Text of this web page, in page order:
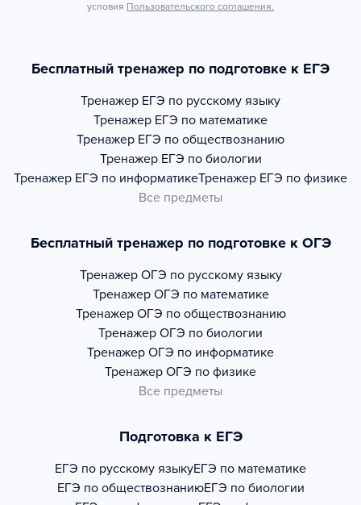
условия Пользовательского соглашения.
Бесплатный тренажер по подготовке к ЕГЭ
Тренажер ЕГЭ по русскому языку
Тренажер ЕГЭ по математике
Тренажер ЕГЭ по обществознанию
Тренажер ЕГЭ по биологии
Тренажер ЕГЭ по информатикеТренажер ЕГЭ по физике
Все предметы
Бесплатный тренажер по подготовке к ОГЭ
Тренажер ОГЭ по русскому языку
Тренажер ОГЭ по математике
Тренажер ОГЭ по обществознанию
Тренажер ОГЭ по биологии
Тренажер ОГЭ по информатике
Тренажер ОГЭ по физике
Все предметы
Подготовка к ЕГЭ
ЕГЭ по русскому языкуЕГЭ по математике
ЕГЭ по обществознаниюЕГЭ по биологии